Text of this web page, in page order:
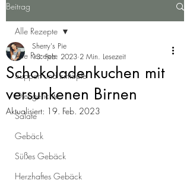
Beitrag
Alle Rezepte
Suppen und Eintöpfe
Ofengerichte
Salate
Gebäck
Süßes Gebäck
Herzhaftes Gebäck
Alle Rezepte
Schokoladenkuchen mit
versunkenen Birnen
Sherry's Pie
13. Feb. 2023 2 Min. Lesezeit
Aktualisiert: 19. Feb. 2023